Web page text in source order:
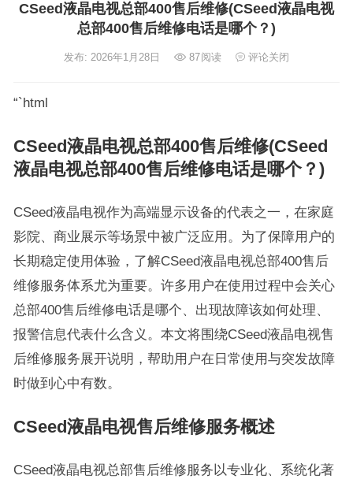
CSeed液晶电视总部400售后维修(CSeed液晶电视
总部400售后维修电话是哪个？)
发布: 2026年1月28日 87阅读 评论关闭
“`html
CSeed液晶电视总部400售后维修(CSeed
液晶电视总部400售后维修电话是哪个？)
CSeed液晶电视作为高端显示设备的代表之一，在家庭
影院、商业展示等场景中被广泛应用。为了保障用户的
长期稳定使用体验，了解CSeed液晶电视总部400售后
维修服务体系尤为重要。许多用户在使用过程中会关心
总部400售后维修电话是哪个、出现故障该如何处理、
报警信息代表什么含义。本文将围绕CSeed液晶电视售
后维修服务展开说明，帮助用户在日常使用与突发故障
时做到心中有数。
CSeed液晶电视售后维修服务概述
CSeed液晶电视总部售后维修服务以专业化、系统化著